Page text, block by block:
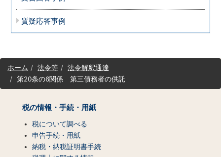
質疑応答事例
サ
イホーム 法令等
法令解釈通達
第20条の6関係 第三債務者の供託
税の情報・手続・用紙
税について調べる
申告手続・用紙
納税・納税証明書手続